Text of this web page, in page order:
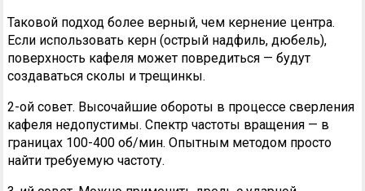
Таковой подход более верный, чем кернение центра.
Если использовать керн (острый надфиль, дюбель),
поверхность кафеля может повредиться — будут
создаваться сколы и трещинкы.
2-ой совет. Высочайшие обороты в процессе сверления
кафеля недопустимы. Спектр частоты вращения — в
границах 100-400 об/мин. Опытным методом просто
найти требуемую частоту.